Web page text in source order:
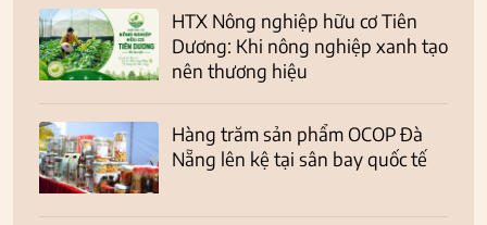
HTX Nông nghiệp hữu cơ Tiên
Dương: Khi nông nghiệp xanh tạo
nên thương hiệu
Hàng trăm sản phẩm OCOP Đà
Nẵng lên kệ tại sân bay quốc tế